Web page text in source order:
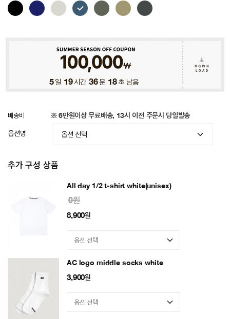
5일 19시간 36분 15초 남음
배송비 ※ 6만원이상 무료배송, 13시 이전 주문시 당일발송
옵션명
추가 구성 상품
All day 1/2 t-shirt white(unisex)
0원
8,900원
AC logo middle socks white
3,900원